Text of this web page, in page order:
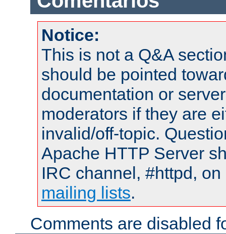
Notice:
This is not a Q&A
should be pointed
documentation or
moderators if they are
invalid/off-topic.
Apache HTTP Server
IRC channel, #httpd,
mailing lists.
Comments are disabled